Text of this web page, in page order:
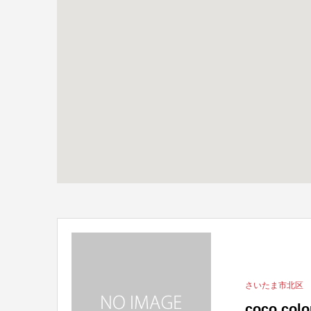
さいたま市北区